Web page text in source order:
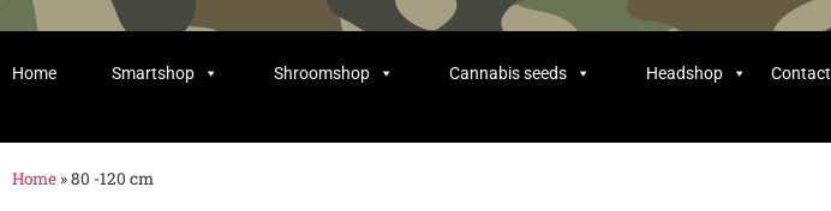
Home Smartshop Shroomshop Cannabis seeds Headshop Contact
Home »80 -120 cm